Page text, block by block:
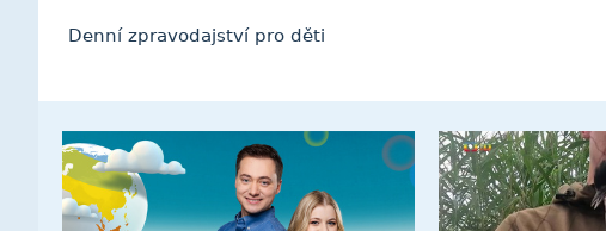
Denní zpravodajství pro děti